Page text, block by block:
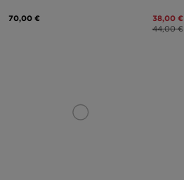
70,00 € 38,00 €
44,00 €